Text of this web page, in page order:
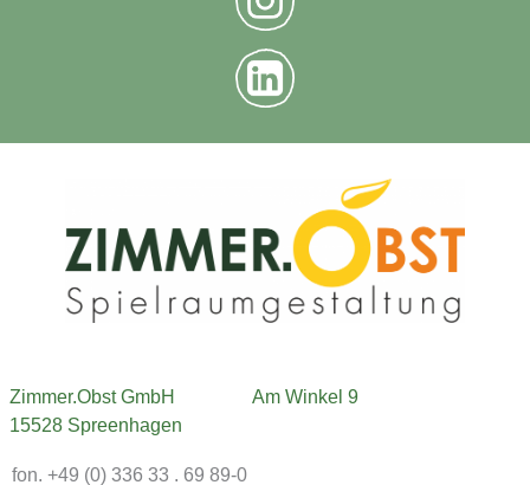
Zimmer.Obst GmbH
Am Winkel 9
15528 Spreenhagen
fon. +49 (0) 336 33 . 69 89-0